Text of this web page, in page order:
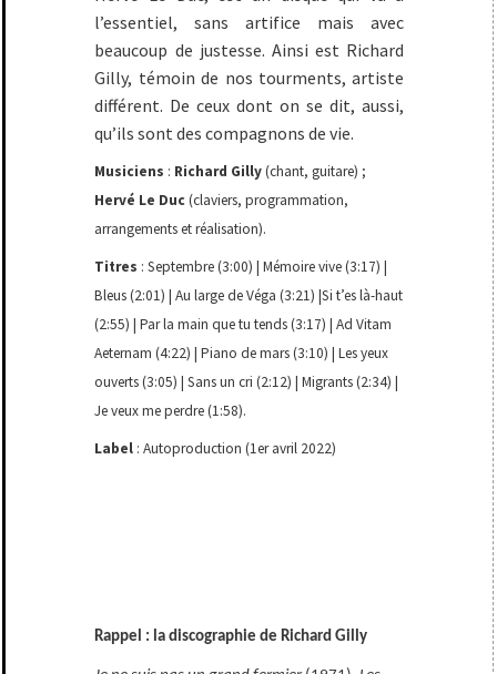
l’essentiel, sans artifice mais avec
beaucoup de justesse. Ainsi est Richard
Gilly, témoin de nos tourments, artiste
différent. De ceux dont on se dit, aussi,
qu’ils sont des compagnons de vie.
Musiciens : Richard Gilly(chant, guitare) ;
Hervé Le Duc(claviers, programmation,
arrangements et réalisation).
Titres : Septembre (3:00) | Mémoire vive (3:17) |
Bleus (2:01) | Au large de Véga (3:21) |Si t’es là-haut
(2:55) | Par la main que tu tends (3:17) | Ad Vitam
Aeternam (4:22) | Piano de mars (3:10) | Les yeux
ouverts (3:05) | Sans un cri (2:12) | Migrants (2:34) |
Je veux me perdre (1:58).
Label : Autoproduction (1er avril 2022)
Rappel : la discographie de Richard Gilly